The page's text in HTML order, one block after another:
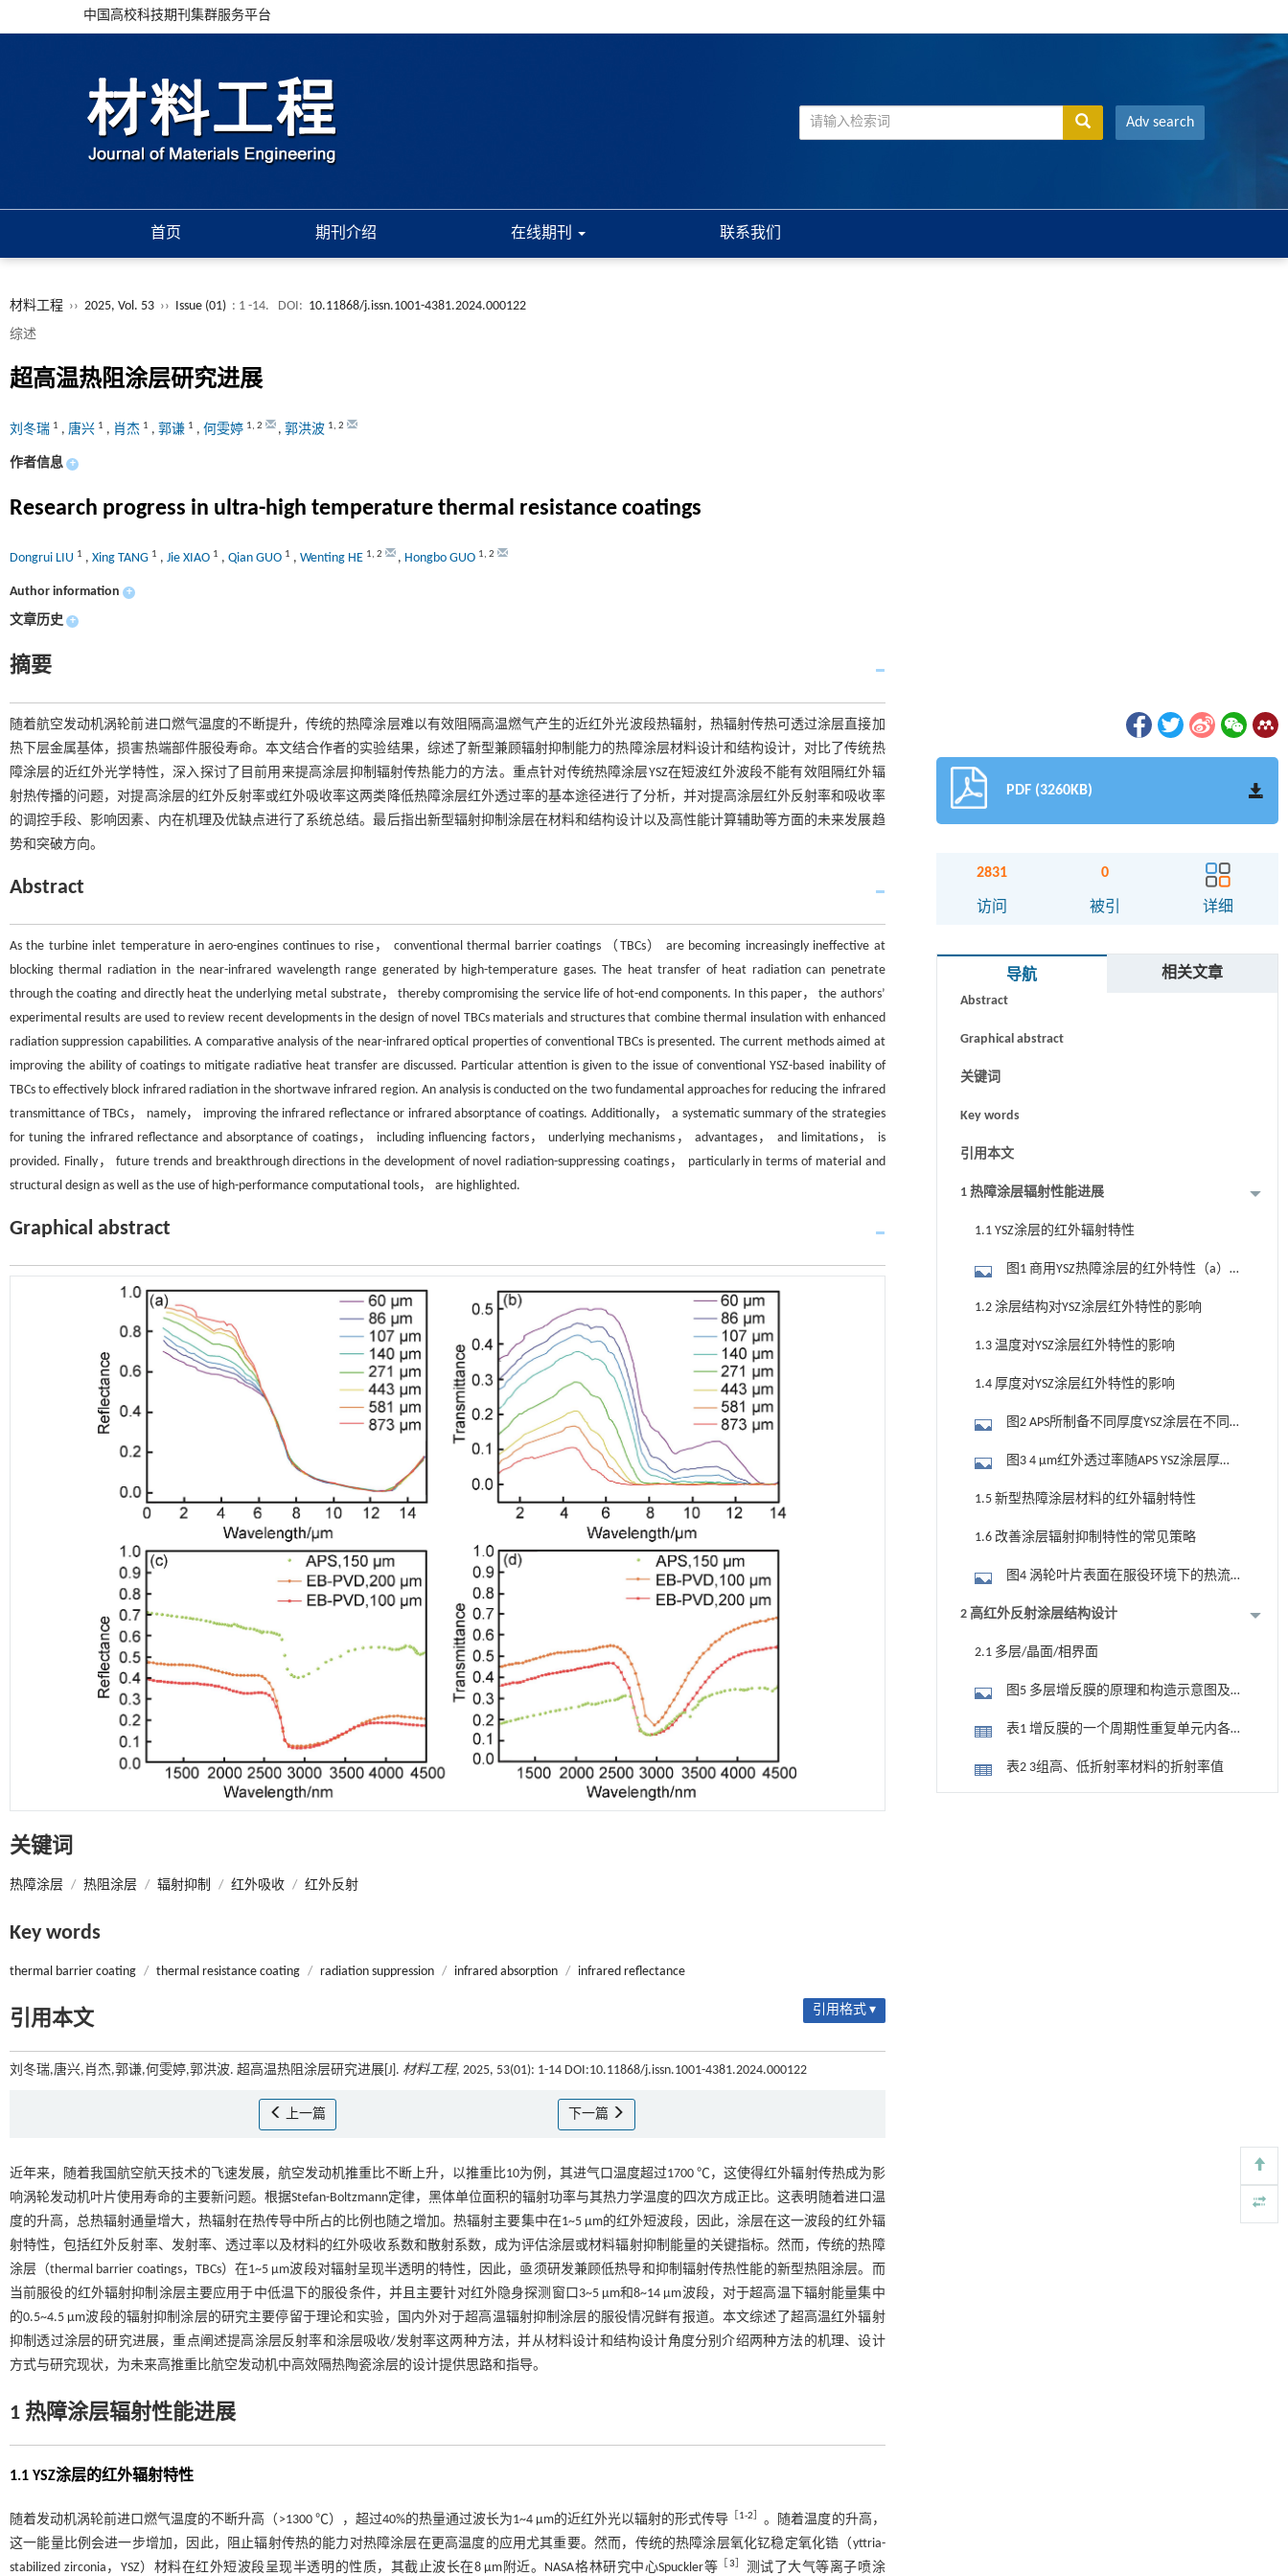
中国高校科技期刊集群服务平台
Adv search
首页 期刊介绍 在线期刊 联系我们
材料工程 ›› 2025, Vol. 53 ›› Issue (01) : 1 -14. DOI: 10.11868/j.issn.1001-4381.2024.000122
综述
超高温热阻涂层研究进展
刘冬瑞 1 , 唐兴 1 , 肖杰 1 , 郭谦 1 , 何雯婷 1, 2 , 郭洪波 1, 2
作者信息 +
Research progress in ultra-high temperature thermal resistance coatings
Dongrui LIU 1 , Xing TANG 1 , Jie XIAO 1 , Qian GUO 1 , Wenting HE 1, 2 , Hongbo GUO 1, 2
Author information +
文章历史 +
摘要
随着航空发动机涡轮前进口燃气温度的不断提升，传统的热障涂层难以有效阻隔高温燃气产生的近红外光波段热辐射，热辐射传热可透过涂层直接加
热下层金属基体，损害热端部件服役寿命。本文结合作者的实验结果，综述了新型兼顾辐射抑制能力的热障涂层材料设计和结构设计，对比了传统热
障涂层的近红外光学特性，深入探讨了目前用来提高涂层抑制辐射传热能力的方法。重点针对传统热障涂层YSZ在短波红外波段不能有效阻隔红外辐
射热传播的问题，对提高涂层的红外反射率或红外吸收率这两类降低热障涂层红外透过率的基本途径进行了分析，并对提高涂层红外反射率和吸收率
的调控手段、影响因素、内在机理及优缺点进行了系统总结。最后指出新型辐射抑制涂层在材料和结构设计以及高性能计算辅助等方面的未来发展趋
势和突破方向。
Abstract
As the turbine inlet temperature in aero-engines continues to rise， conventional thermal barrier coatings （TBCs） are becoming increasingly ineffective at
blocking thermal radiation in the near-infrared wavelength range generated by high-temperature gases. The heat transfer of heat radiation can penetrate
through the coating and directly heat the underlying metal substrate， thereby compromising the service life of hot-end components. In this paper， the authors’
experimental results are used to review recent developments in the design of novel TBCs materials and structures that combine thermal insulation with enhanced
radiation suppression capabilities. A comparative analysis of the near-infrared optical properties of conventional TBCs is presented. The current methods aimed at
improving the ability of coatings to mitigate radiative heat transfer are discussed. Particular attention is given to the issue of conventional YSZ-based inability of
TBCs to effectively block infrared radiation in the shortwave infrared region. An analysis is conducted on the two fundamental approaches for reducing the infrared
transmittance of TBCs， namely， improving the infrared reflectance or infrared absorptance of coatings. Additionally， a systematic summary of the strategies
for tuning the infrared reflectance and absorptance of coatings， including influencing factors， underlying mechanisms， advantages， and limitations， is
provided. Finally， future trends and breakthrough directions in the development of novel radiation-suppressing coatings， particularly in terms of material and
structural design as well as the use of high-performance computational tools， are highlighted.
Graphical abstract
关键词
热障涂层 / 热阻涂层 / 辐射抑制 / 红外吸收 / 红外反射
Key words
thermal barrier coating / thermal resistance coating / radiation suppression / infrared absorption / infrared reflectance
引用本文 引用格式 ▾
刘冬瑞,唐兴,肖杰,郭谦,何雯婷,郭洪波. 超高温热阻涂层研究进展[J]. 材料工程, 2025, 53(01): 1-14 DOI:10.11868/j.issn.1001-4381.2024.000122
上一篇 下一篇
近年来，随着我国航空航天技术的飞速发展，航空发动机推重比不断上升，以推重比10为例，其进气口温度超过1700 ℃，这使得红外辐射传热成为影
响涡轮发动机叶片使用寿命的主要新问题。根据Stefan-Boltzmann定律，黑体单位面积的辐射功率与其热力学温度的四次方成正比。这表明随着进口温
度的升高，总热辐射通量增大，热辐射在热传导中所占的比例也随之增加。热辐射主要集中在1~5 μm的红外短波段，因此，涂层在这一波段的红外辐
射特性，包括红外反射率、发射率、透过率以及材料的红外吸收系数和散射系数，成为评估涂层或材料辐射抑制能量的关键指标。然而，传统的热障
涂层（thermal barrier coatings，TBCs）在1~5 μm波段对辐射呈现半透明的特性，因此，亟须研发兼顾低热导和抑制辐射传热性能的新型热阻涂层。而
当前服役的红外辐射抑制涂层主要应用于中低温下的服役条件，并且主要针对红外隐身探测窗口3~5 μm和8~14 μm波段，对于超高温下辐射能量集中
的0.5~4.5 μm波段的辐射抑制涂层的研究主要停留于理论和实验，国内外对于超高温辐射抑制涂层的服役情况鲜有报道。本文综述了超高温红外辐射
抑制透过涂层的研究进展，重点阐述提高涂层反射率和涂层吸收/发射率这两种方法，并从材料设计和结构设计角度分别介绍两种方法的机理、设计
方式与研究现状，为未来高推重比航空发动机中高效隔热陶瓷涂层的设计提供思路和指导。
1 热障涂层辐射性能进展
1.1 YSZ涂层的红外辐射特性
随着发动机涡轮前进口燃气温度的不断升高（>1300 ℃），超过40%的热量通过波长为1~4 μm的近红外光以辐射的形式传导 1-2
。随着温度的升高，
这一能量比例会进一步增加，因此，阻止辐射传热的能力对热障涂层在更高温度的应用尤其重要。然而，传统的热障涂层氧化钇稳定氧化锆（yttria-
stabilized zirconia，YSZ）材料在红外短波段呈现半透明的性质，其截止波长在8 μm附近。NASA格林研究中心Spuckler等
3
测试了大气等离子喷涂
PDF (3260KB)
2831
访问
0
被引 详细
导航 相关文章
Abstract
Graphical abstract
关键词
Key words
引用本文
1 热障涂层辐射性能进展
1.1 YSZ涂层的红外辐射特性
图1 商用YSZ热障涂层的红外特性（a）
APS制备不同厚度YSZ涂层的常温反射率
常温透过率［3］；（c）EB-PVD与APS制备
YSZ涂层常温反射率对比［5］；（d）EB-
［5］
1.2 涂层结构对YSZ涂层红外特性的影响
1.3 温度对YSZ涂层红外特性的影响
1.4 厚度对YSZ涂层红外特性的影响
图2 APS所制备不同厚度YSZ涂层在不同
温度下的3~14 μm红外发射率（a）300
图3 4 μm红外透过率随APS YSZ涂层厚度
变化及其拟合曲线（a），（b）本工作求
（c）上海交通大学测试的室温红外透过率
及其拟合结果［11］；（d）~（h）NASA
果［3，6］
1.5 新型热障涂层材料的红外辐射特性
1.6 改善涂层辐射抑制特性的常见策略
图4 涡轮叶片表面在服役环境下的热流
传输示意图（a）及高红外反射涂层（b）
图
2 高红外反射涂层结构设计
2.1 多层/晶面/相界面
图5 多层增反膜的原理和构造示意图及
不同折射率设定下对7~14 μm波段反射率
射光和增强反射光的原理示意图；（b）红
表1 增反膜的一个周期性重复单元内各
层厚度设计
表2 3组高、低折射率材料的折射率值